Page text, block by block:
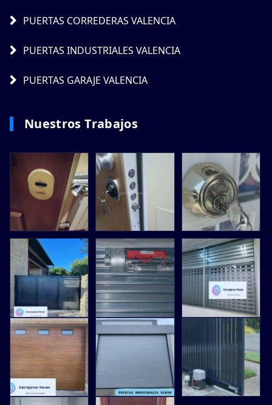
PUERTAS CORREDERAS VALENCIA
PUERTAS INDUSTRIALES VALENCIA
PUERTAS GARAJE VALENCIA
Nuestros Trabajos